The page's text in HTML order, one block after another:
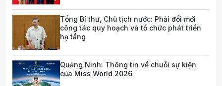
Tổng Bí thư, Chủ tịch nước: Phải đổi mới
công tác quy hoạch và tổ chức phát triển
hạ tầng
Quảng Ninh: Thông tin về chuỗi sự kiện
của Miss World 2026